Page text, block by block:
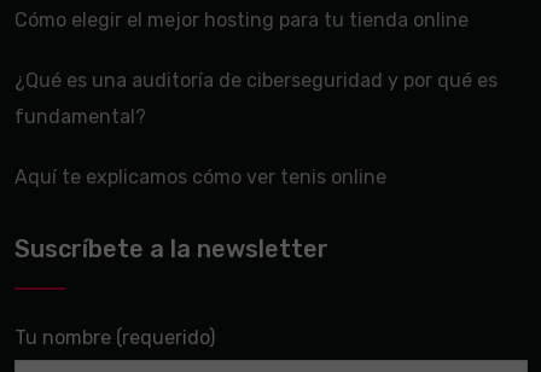
Cómo elegir el mejor hosting para tu tienda online
¿Qué es una auditoría de ciberseguridad y por qué es
fundamental?
Aquí te explicamos cómo ver tenis online
Suscríbete a la newsletter
Tu nombre (requerido)